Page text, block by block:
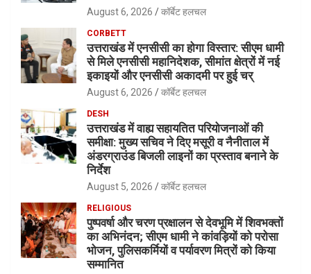
August 6, 2026 कॉर्बेट हलचल
CORBETT
उत्तराखंड में एनसीसी का होगा विस्तार: सीएम धामी
से मिले एनसीसी महानिदेशक, सीमांत क्षेत्रों में नई
इकाइयों और एनसीसी अकादमी पर हुई चर्
August 6, 2026 कॉर्बेट हलचल
DESH
उत्तराखंड में वाह्य सहायतित परियोजनाओं की
समीक्षा: मुख्य सचिव ने दिए मसूरी व नैनीताल में
अंडरग्राउंड बिजली लाइनों का प्रस्ताव बनाने के
निर्देश
August 5, 2026 कॉर्बेट हलचल
RELIGIOUS
पुष्पवर्षा और चरण प्रक्षालन से देवभूमि में शिवभक्तों
का अभिनंदन; सीएम धामी ने कांवड़ियों को परोसा
भोजन, पुलिसकर्मियों व पर्यावरण मित्रों को किया
सम्मानित